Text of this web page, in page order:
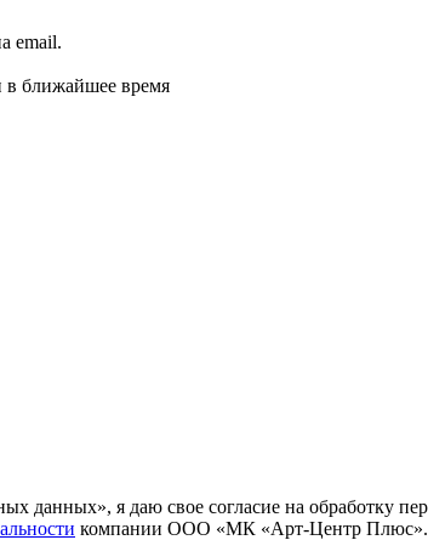
email.
в ближайшее время
данных», я даю свое согласие на
компании ООО «МК «Арт-Центр Плюс».